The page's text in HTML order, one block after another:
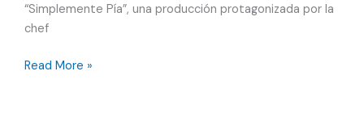
“Simplemente Pía”, una producción protagonizada por la
chef
El
Read More »